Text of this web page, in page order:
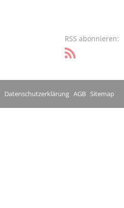
RSS abonnieren:
Datenschutzerklärung AGB Sitemap